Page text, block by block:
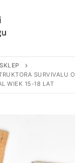
Szukaj:
SKLEP
SURVIVALU
WIEK 15-18 LAT